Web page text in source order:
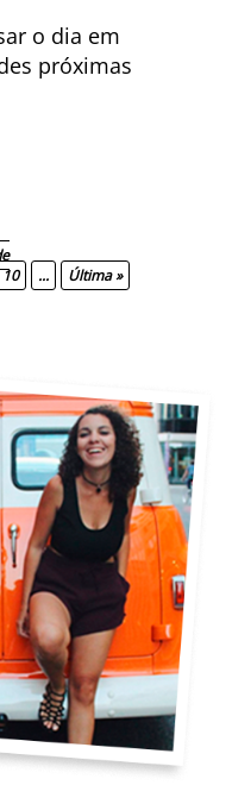
o dia em
próximas
10 ... Última »